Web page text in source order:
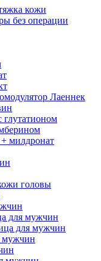
кожи
без операции
Лаеннек
милдронат
головы
для мужчин
для мужчин
мужчин